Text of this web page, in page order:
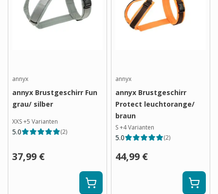
annyx
annyx Brustgeschirr Fun
grau/ silber
XXS+5 Varianten
5.0 (2)
37,99 €
annyx
annyx Brustgeschirr
Protect leuchtorange/
braun
S+4Varianten
5.0 (2)
44,99 €